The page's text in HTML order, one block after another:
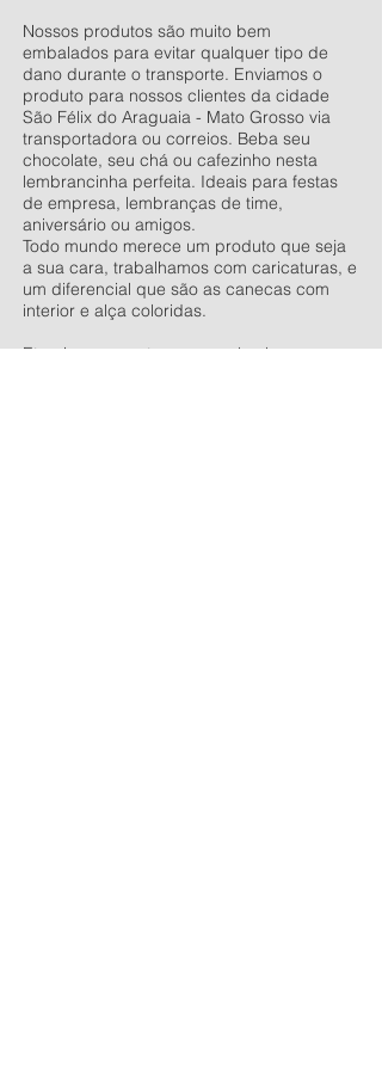
Nossos produtos são muito bem
embalados para evitar qualquer tipo de
dano durante o transporte. Enviamos o
produto para nossos clientes da cidade
São Félix do Araguaia - Mato Grosso via
transportadora ou correios. Beba seu
chocolate, seu chá ou cafezinho nesta
lembrancinha perfeita. Ideais para festas
de empresa, lembranças de time,
aniversário ou amigos.
Todo mundo merece um produto que seja
a sua cara, trabalhamos com caricaturas, e
um diferencial que são as canecas com
interior e alça coloridas.
Eternize momentos e grave lembranças